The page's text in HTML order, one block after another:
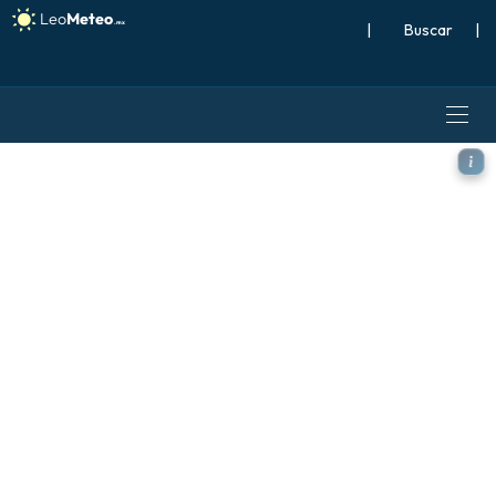
| |
GFS modelo - España,